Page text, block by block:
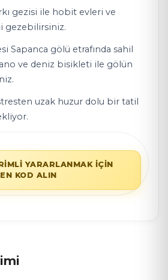
gezisi ile hobit evleri ve
gezebilirsiniz.
Sapanca gölü etrafında sahil
ve deniz bisikleti ile gölün
uzak huzur dolu bir tatil
YARARLANMAK İÇİN
KOD ALIN